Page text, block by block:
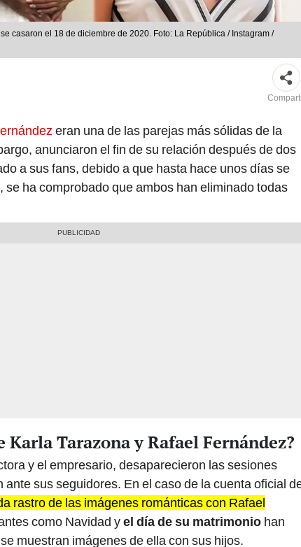
casaron el 18 de diciembre de 2020. Foto: La República / Instagram /
Compartir
anunciaron el fin de su relación después de dos
a sus fans, debido a que hasta hace unos días se
se ha comprobado que ambos han eliminado todas
y el empresario, desaparecieron las sesiones
sus seguidores. En el caso de la cuenta oficial de
rastro de las imágenes románticas con Rafael
como Navidad yel día de su matrimoniohan
muestran imágenes de ella con sus hijos.